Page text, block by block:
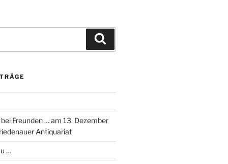
Freunden … am 13. Dezember
Antiquariat
…